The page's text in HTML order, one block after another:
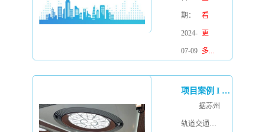
区等重要区
域，是线网
中的一条加
沿经开第三
大街、黄河
南路和平安
国内经济由
之前的消费
升级转为部
级，照明行
业进入存量
市场的竞
期：
2024-
07-09
看
更
多...
项目案例 I BOKE助力“最美园林线”苏州地铁6号线，开启绿色智慧轨交时代。
据苏州
轨道交通报